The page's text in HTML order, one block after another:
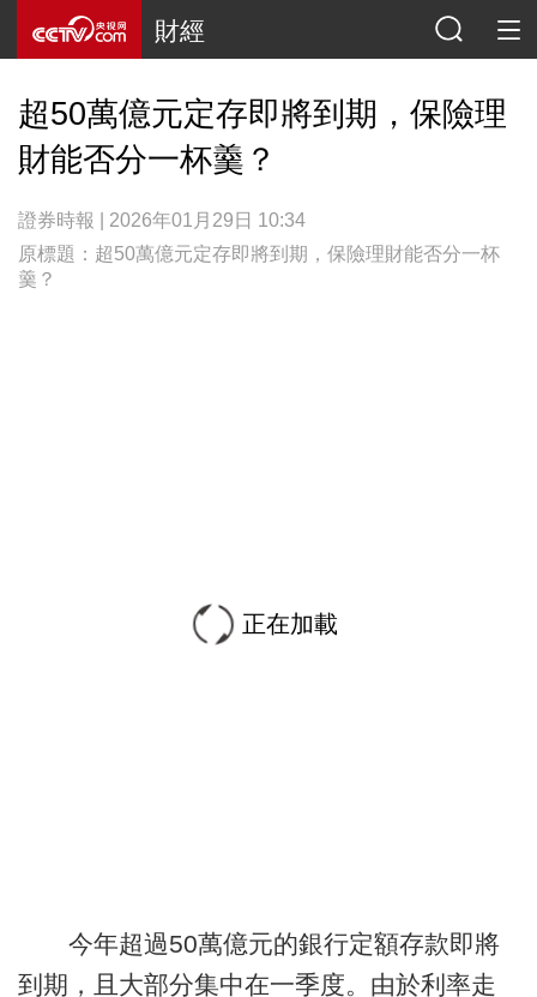
財經
超50萬億元定存即將到期，保險理
財能否分一杯羹？
證券時報 | 2026年01月29日 10:34
原標題：超50萬億元定存即將到期，保險理財能否分一杯
羹？
正在加載
今年超過50萬億元的銀行定額存款即將
到期，且大部分集中在一季度。由於利率走